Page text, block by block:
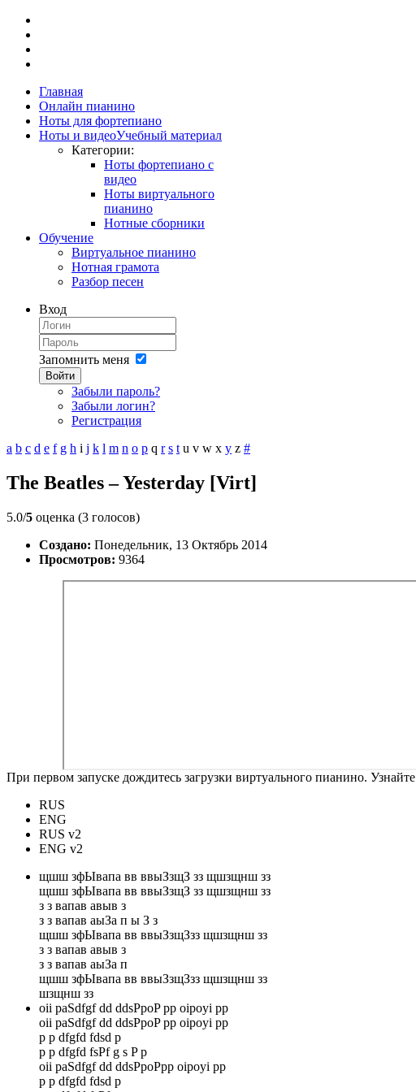
Главная
Онлайн пианино
Ноты для фортепиано
Ноты и видеоУчебный материал
Категории:
Ноты фортепиано с
видео
Ноты виртуального
пианино
Нотные сборники
Обучение
Виртуальное пианино
Нотная грамота
Разбор песен
Вход
Запомнить меня
Войти
Забыли пароль?
Забыли логин?
Регистрация
a b c d e f g h i j k l m n o p q r s t u v w x y z #
The Beatles – Yesterday [Virt]
5.0/5 оценка (3 голосов)
Создано: Понедельник, 13 Октябрь 2014
Просмотров: 9364
При первом запуске дождитесь загрузки виртуального пианино. Узнайте
RUS
ENG
RUS v2
ENG v2
щшш зфЫвапа вв ввыЗзщЗ зз щшзщнш зз
щшш зфЫвапа вв ввыЗзщЗ зз щшзщнш зз
з з вапав авыв з
з з вапав аыЗа п ы З з
щшш зфЫвапа вв ввыЗзщЗзз щшзщнш зз
з з вапав авыв з
з з вапав аыЗа п
щшш зфЫвапа вв ввыЗзщЗзз щшзщнш зз
шзщнш зз
oii paSdfgf dd ddsPpoP pp oipoyi pp
oii paSdfgf dd ddsPpoP pp oipoyi pp
p p dfgfd fdsd p
p p dfgfd fsPf g s P p
oii paSdfgf dd ddsPpoPpp oipoyi pp
p p dfgfd fdsd p